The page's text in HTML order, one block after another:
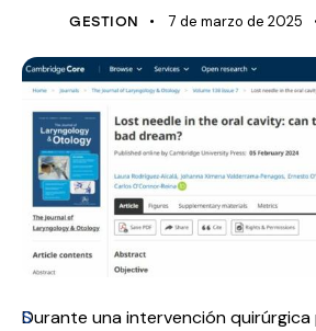
GESTION 7 de marzo de 2025
S
Durante una intervención